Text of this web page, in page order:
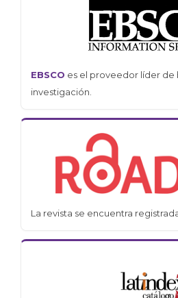
EBSCO es el proveedor líder de
investigación.
La revista se encuentra